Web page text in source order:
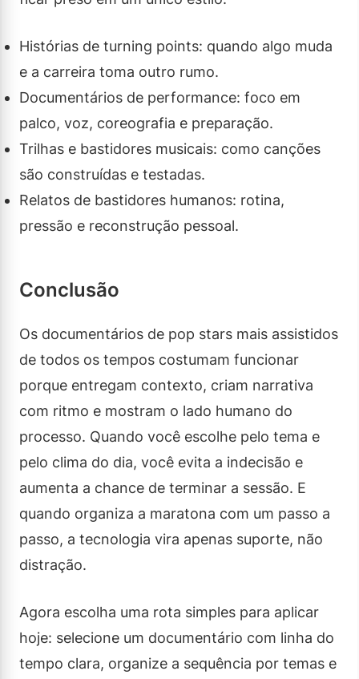
Histórias de turning points: quando algo muda
e a carreira toma outro rumo.
Documentários de performance: foco em
palco, voz, coreografia e preparação.
Trilhas e bastidores musicais: como canções
são construídas e testadas.
Relatos de bastidores humanos: rotina,
pressão e reconstrução pessoal.
Conclusão
Os documentários de pop stars mais assistidos
de todos os tempos costumam funcionar
porque entregam contexto, criam narrativa
com ritmo e mostram o lado humano do
processo. Quando você escolhe pelo tema e
pelo clima do dia, você evita a indecisão e
aumenta a chance de terminar a sessão. E
quando organiza a maratona com um passo a
passo, a tecnologia vira apenas suporte, não
distração.
Agora escolha uma rota simples para aplicar
hoje: selecione um documentário com linha do
tempo clara, organize a sequência por temas e